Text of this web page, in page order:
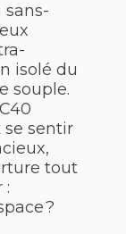
sans-
isolé du
souple.
sentir
tout
:
?